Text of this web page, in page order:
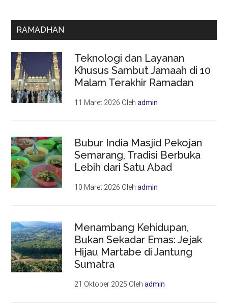
RAMADHAN
Teknologi dan Layanan
Khusus Sambut Jamaah di 10
Malam Terakhir Ramadan
11 Maret 2026 Olehadmin
Bubur India Masjid Pekojan
Semarang, Tradisi Berbuka
Lebih dari Satu Abad
10 Maret 2026 Olehadmin
Menambang Kehidupan,
Bukan Sekadar Emas: Jejak
Hijau Martabe di Jantung
Sumatra
21 Oktober 2025 Olehadmin